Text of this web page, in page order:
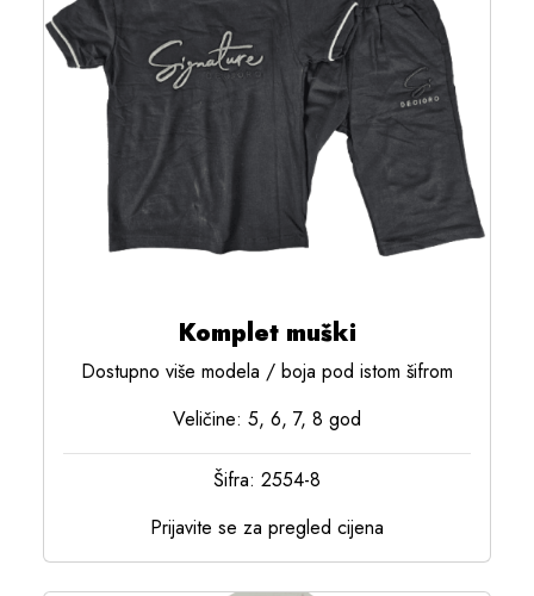
Komplet muški
Dostupno više modela / boja pod istom šifrom
Veličine: 5, 6, 7, 8 god
Šifra: 2554-8
Prijavite se za pregled cijena